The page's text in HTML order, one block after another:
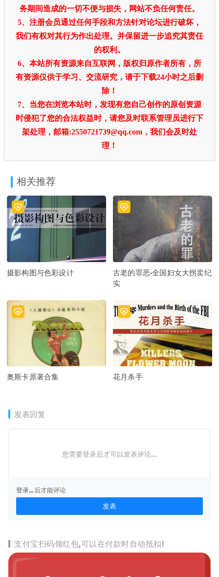
务期间造成的一切不便与损失，网站不负任何责任。
5、注册会员通过任何手段和方法针对论坛进行破坏，
我们有权对其行为作出处理。并保留进一步追究其责任
的权利。
6、本站所有资源来自互联网，版权归原作者所有，所
有资源仅供于学习、交流研究，请于下载24小时之后删
除！
7、当您在浏览本站时，发现有您自己创作的原创资源
时侵犯了您的合法权益时，请您及时联系管理员进行下
架处理，邮箱:2550721739@qq.com，我们会及时处
理！
相关推荐
摄影构图与色彩设计
古老的罪恶-全国妇女大拐卖纪
实
奥斯卡原著合集 花月杀手
发表回复
您需要登录后才可以发表评论...
登录... 后才能评论
支付宝扫码领红包,可以在付款时自动抵扣!